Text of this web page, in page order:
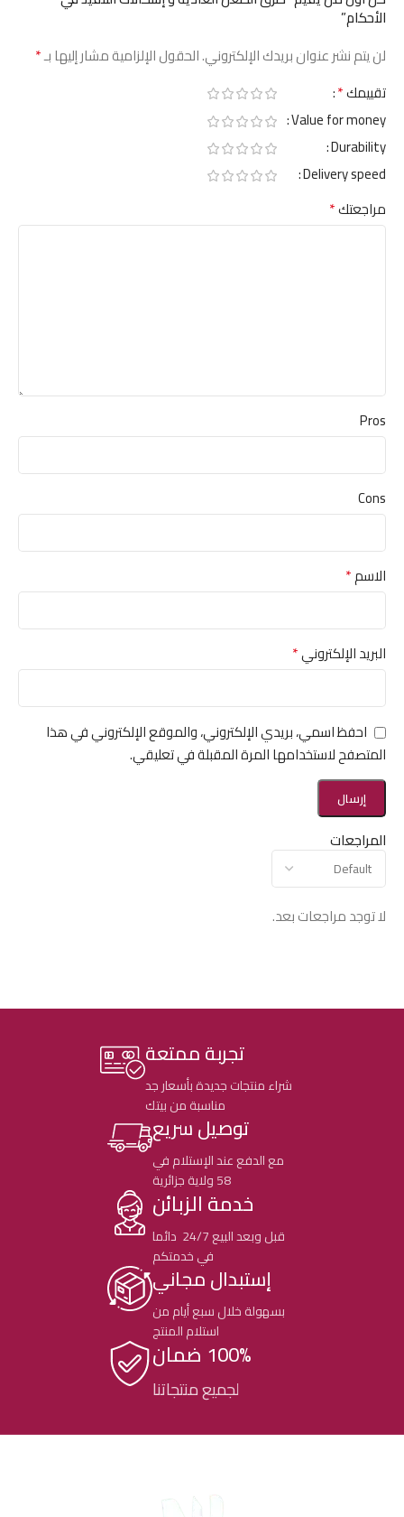
المراجعات
لا توجد مراجعات بعد.
الأحكام”
لن يتم نشر عنوان بريدك الإلكتروني.الحقول الإلزامية مشار إليها بـ*
تقييمك*
Value for money
Durability
Delivery speed
مراجعتك*
Pros
Cons
الاسم*
البريد الإلكتروني*
احفظ اسمي، بريدي الإلكتروني، والموقع الإلكتروني في هذا
المتصفح لاستخدامها المرة المقبلة في تعليقي.
تجربة ممتعة
شراء منتجات جديدة بأسعار جد
مناسبة من بيتك
توصيل سريع
مع الدفع عند الإستلام في
58 ولاية جزائرية
خدمة الزبائن
قبل وبعد البيع 24/7 دائما
في خدمتكم
إستبدال مجاني
بسهولة خلال سبع أيام من
استلام المنتج
100% ضمان
لجميع منتجاتنا